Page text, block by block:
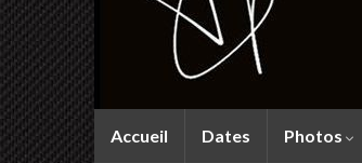
Accueil Dates Photos